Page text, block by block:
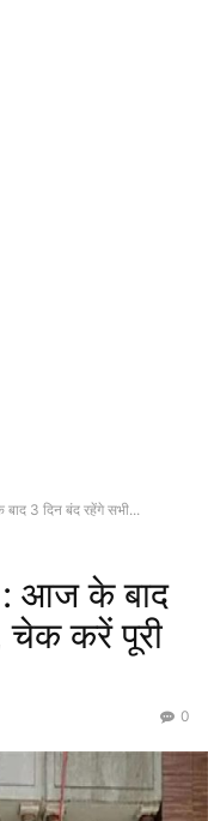
3 दिन बंद रहेंगे सभी...
आज के बाद
चेक करें पूरी
0